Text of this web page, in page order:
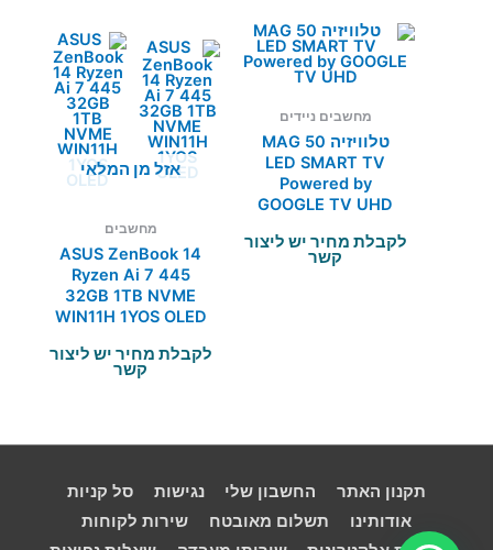
מחשבים ניידים
טלוויזיה MAG 50
LED SMART TV
Powered by
GOOGLE TV UHD
לקבלת מחיר יש ליצור
קשר
אזל מן המלאי
מחשבים
ASUS ZenBook 14
Ryzen Ai 7 445
32GB 1TB NVME
WIN11H 1YOS OLED
לקבלת מחיר יש ליצור
קשר
תקנון האתר החשבון שלי נגישות
סל קניות
אודותינו
תשלום מאובטח
שירות לקוחות